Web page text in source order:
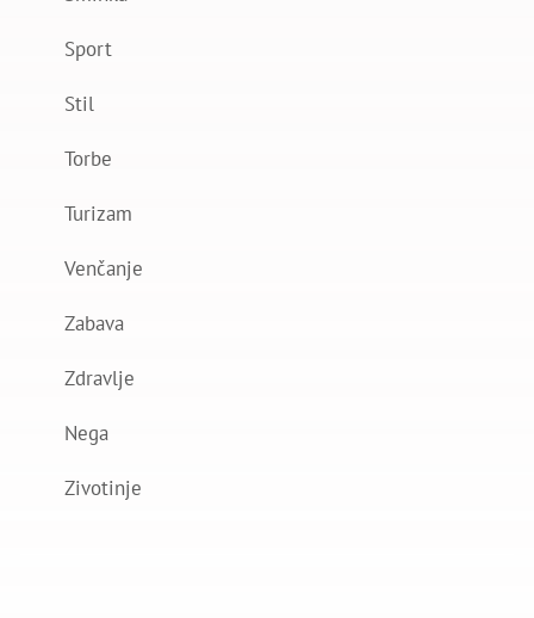
Sport
Stil
Torbe
Turizam
Venčanje
Zabava
Zdravlje
Nega
Zivotinje